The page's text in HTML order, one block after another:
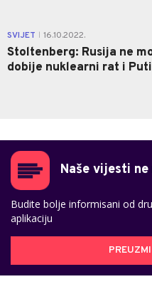
SVIJET 16.10.2022.
Stoltenberg: Rusija ne
dobije nuklearni rat i
Naše vijesti
Budite bolje informisani od
aplikaciju